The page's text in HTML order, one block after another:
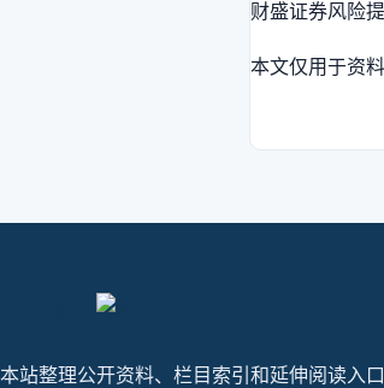
财盛证券风险
本文仅用于资
本站整理公开资料、栏目索引和延伸阅读入